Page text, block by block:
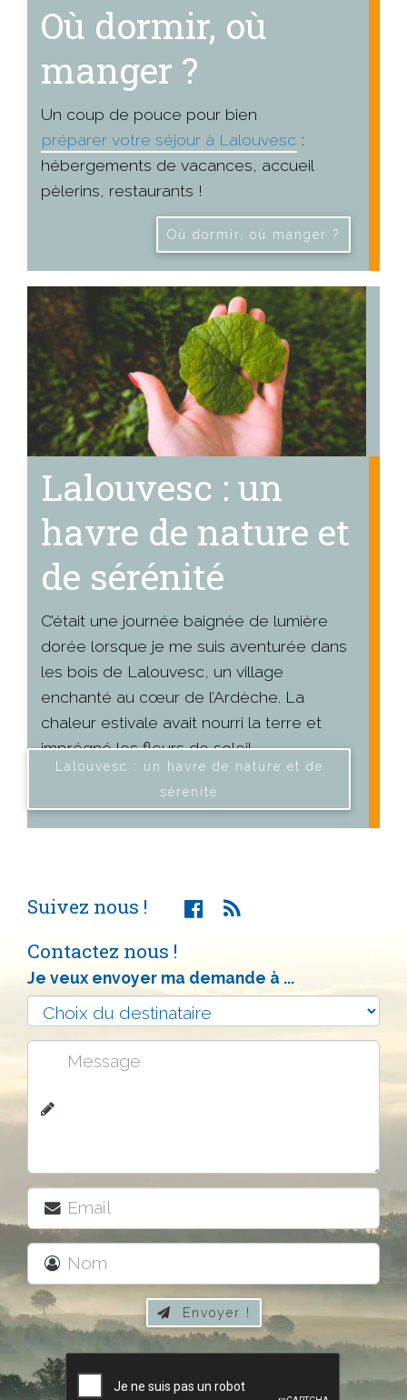
Où dormir, où
manger ?
Un coup de pouce pour bien
préparer votre séjour à Lalouvesc :
hébergements de vacances, accueil
pèlerins, restaurants !
Où dormir, où manger ?
Lalouvesc : un
havre de nature et
de sérénité
C’était une journée baignée de lumière
dorée lorsque je me suis aventurée dans
les bois de Lalouvesc, un village
enchanté au cœur de l’Ardèche. La
chaleur estivale avait nourri la terre et
imprégné les fleurs de soleil.
Lalouvesc : un havre de nature et de
sérénité
Suivez nous !
Contactez nous !
Je veux envoyer ma demande à ...
 Envoyer !